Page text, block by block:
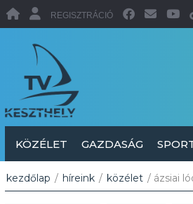
REGISZTRÁCIÓ
KÖZÉLET GAZDASÁG
kezdőlap / híreink / közélet / ázsiai